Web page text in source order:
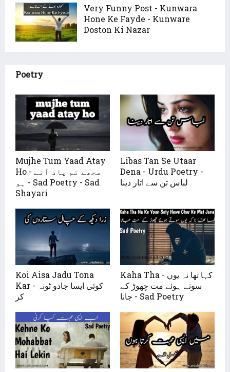
Very Funny Post - Kunwara
Hone Ke Fayde - Kunware
Doston Ki Nazar
Poetry
Mujhe Tum Yaad Atay
Ho - مجھے تم یاد آتے
ہو - Sad Poetry - Sad
Shayari
Libas Tan Se Utaar
Dena - Urdu Poetry -
لباس تن سے اتار دینا
Koi Aisa Jadu Tona
Kar - کوئی ایسا جادو ٹونہ
کر
Kaha Tha - کہا تھا نہ یوں
سوتے ہوئے مت چھوڑ کے
جانا - Sad Poetry